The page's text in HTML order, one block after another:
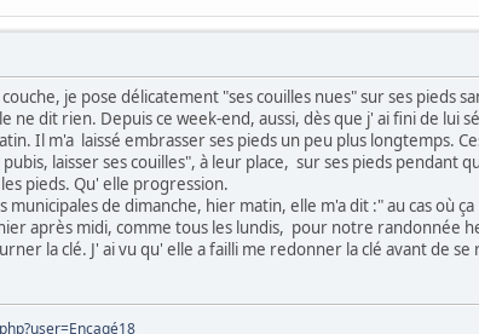
je pose délicatement "ses couilles nues" sur ses pieds
ne dit rien. Depuis ce week-end, aussi, dès que j' ai fini de lui
Il m'a laissé embrasser ses pieds un peu plus longtemps.
laisser ses couilles", à leur place, sur ses pieds
pieds. Qu' elle progression.
municipales de dimanche, hier matin, elle m'a dit :" au cas où
après midi, comme tous les lundis, pour notre randonnée
la clé. J' ai vu qu' elle a failli me redonner la clé avant de